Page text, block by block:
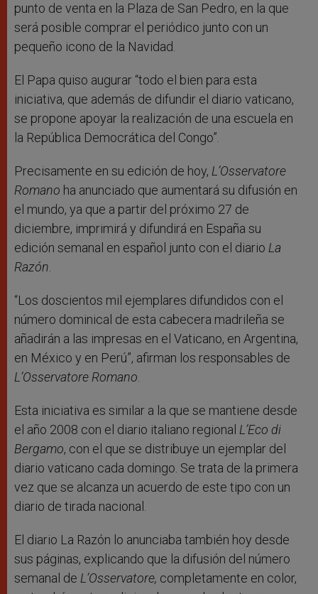
punto de venta en la Plaza de San Pedro, en la que
será posible comprar el periódico junto con un
pequeño icono de la Navidad.
El Papa quiso augurar “todo el bien para esta
iniciativa, que además de difundir el diario vaticano,
se propone apoyar la realización de una escuela en
la República Democrática del Congo”.
Precisamente en su edición de hoy, L’Osservatore
Romano ha anunciado que aumentará su difusión en
el mundo, ya que a partir del próximo 27 de
diciembre, imprimirá y difundirá en España su
edición semanal en español junto con el diario La
Razón.
“Los doscientos mil ejemplares difundidos con el
número dominical de esta cabecera madrileña se
añadirán a las impresas en el Vaticano, en Argentina,
en México y en Perú”, afirman los responsables de
L’Osservatore Romano.
Esta iniciativa es similar a la que se mantiene desde
el año 2008 con el diario italiano regional L’Eco di
Bergamo, con el que se distribuye un ejemplar del
diario vaticano cada domingo. Se trata de la primera
vez que se alcanza un acuerdo de este tipo con un
diario de tirada nacional.
El diario La Razón lo anunciaba también hoy desde
sus páginas, explicando que la difusión del número
semanal de L’Osservatore, completamente en color,